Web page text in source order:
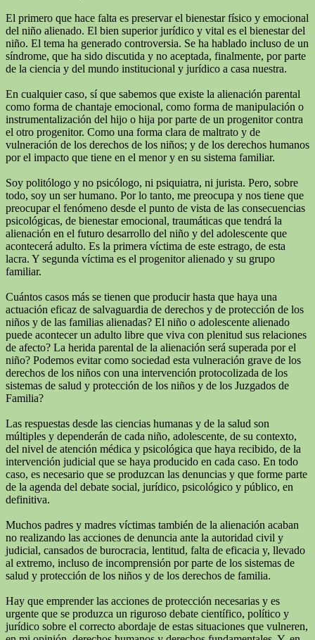
El primero que hace falta es preservar el bienestar físico y emocional
del niño alienado. El bien superior jurídico y vital es el bienestar del
niño. El tema ha generado controversia. Se ha hablado incluso de un
síndrome, que ha sido discutida y no aceptada, finalmente, por parte
de la ciencia y del mundo institucional y jurídico a casa nuestra.
En cualquier caso, sí que sabemos que existe la alienación parental
como forma de chantaje emocional, como forma de manipulación o
instrumentalización del hijo o hija por parte de un progenitor contra
el otro progenitor. Como una forma clara de maltrato y de
vulneración de los derechos de los niños; y de los derechos humanos
por el impacto que tiene en el menor y en su sistema familiar.
Soy politólogo y no psicólogo, ni psiquiatra, ni jurista. Pero, sobre
todo, soy un ser humano. Por lo tanto, me preocupa y nos tiene que
preocupar el fenómeno desde el punto de vista de las consecuencias
psicológicas, de bienestar emocional, traumáticas que tendrá la
alienación en el futuro desarrollo del niño y del adolescente que
acontecerá adulto. Es la primera víctima de este estrago, de esta
lacra. Y segunda víctima es el progenitor alienado y su grupo
familiar.
Cuántos casos más se tienen que producir hasta que haya una
actuación eficaz de salvaguardia de derechos y de protección de los
niños y de las familias alienadas? El niño o adolescente alienado
puede acontecer un adulto libre que viva con plenitud sus relaciones
de afecto? La herida parental de la alienación será superada por el
niño? Podemos evitar como sociedad esta vulneración grave de los
derechos de los niños con una intervención protocolizada de los
sistemas de salud y protección de los niños y de los Juzgados de
Familia?
Las respuestas desde las ciencias humanas y de la salud son
múltiples y dependerán de cada niño, adolescente, de su contexto,
del nivel de atención médica y psicológica que haya recibido, de la
intervención judicial que se haya producido en cada caso. En todo
caso, es necesario que se produzcan las denuncias y que forme parte
de la agenda del debate social, jurídico, psicológico y público, en
definitiva.
Muchos padres y madres víctimas también de la alienación acaban
no realizando las acciones de denuncia ante la autoridad civil y
judicial, cansados de burocracia, lentitud, falta de eficacia y, llevado
al extremo, incluso de incomprensión por parte de los sistemas de
salud y protección de los niños y de los derechos de familia.
Hay que emprender las acciones de protección necesarias y es
urgente que se produzca un riguroso debate científico, político y
jurídico sobre el correcto abordaje de estas situaciones que vulneren,